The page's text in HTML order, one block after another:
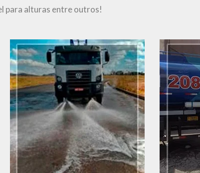
para alturas entre outros!